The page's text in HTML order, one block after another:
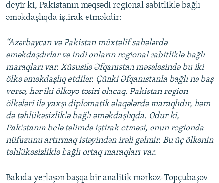
deyir ki, Pakistanın məqsədi regional sabitliklə bağlı
əməkdaşlıqda iştirak etməkdir:
“Azərbaycan və Pakistan müxtəlif sahələrdə
əməkdaşdırlar və indi onların regional sabitliklə bağlı
maraqları var. Xüsusilə Əfqanıstan məsələsində bu iki
ölkə əməkdaşlıq etdilər. Çünki Əfqanıstanla bağlı nə baş
versə, hər iki ölkəyə təsiri olacaq. Pakistan region
ölkələri ilə yaxşı diplomatik əlaqələrdə maraqlıdır, həm
də təhlükəsizliklə bağlı əməkdaşlıqda. Odur ki,
Pakistanın belə təlimdə iştirak etməsi, onun regionda
nüfuzunu artırmaq istəyindən irəli gəlmir. Bu üç ölkənin
təhlükəsizliklə bağlı ortaq maraqları var.
Bakıda yerləşən başqa bir analitik mərkəz-Topçubaşov